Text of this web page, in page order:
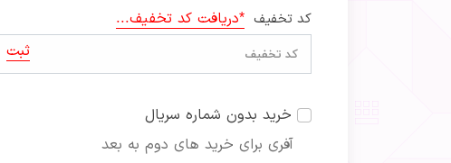
کد تخفیف *دریافت کد تخفیف...
ثبت
خرید بدون شماره سریال
آفری برای خرید های دوم به بعد